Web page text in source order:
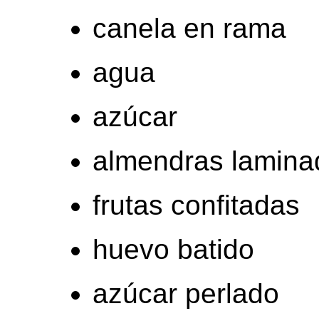
canela en rama
agua
azúcar
almendras
frutas confitadas
huevo batido
azúcar perlado